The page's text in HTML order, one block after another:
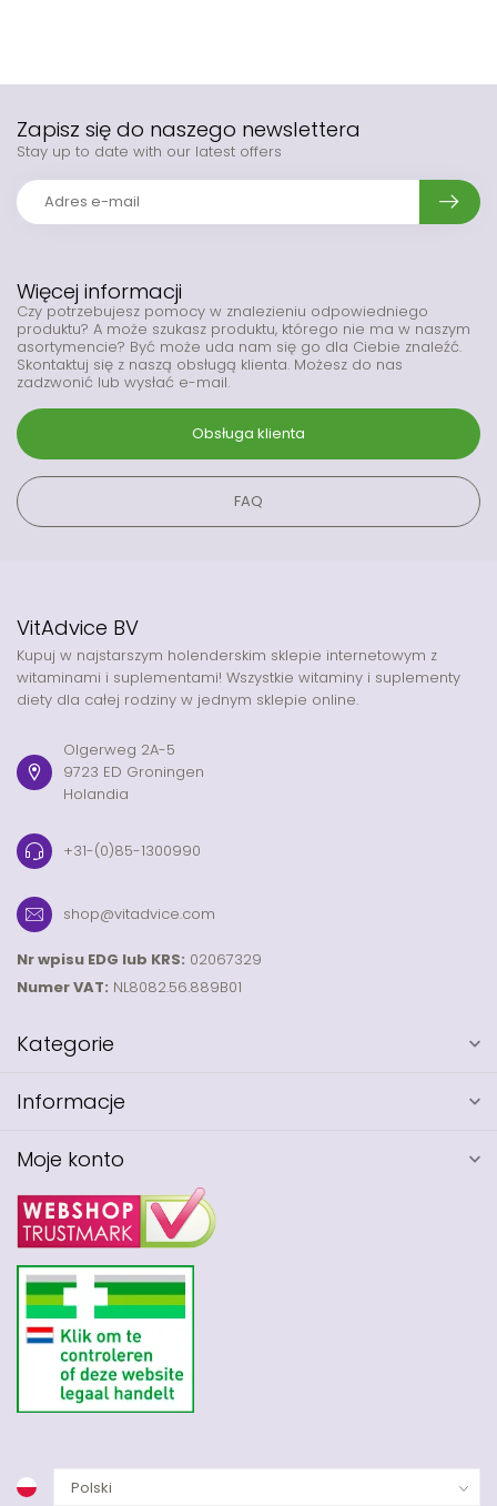
Więcej informacji
Czy potrzebujesz pomocy w znalezieniu odpowiedniego
produktu? A może szukasz produktu, którego nie ma w naszym
asortymencie? Być może uda nam się go dla Ciebie znaleźć.
Skontaktuj się z naszą obsługą klienta. Możesz do nas
zadzwonić lub wysłać e-mail.
Obsługa klienta
FAQ
Zapisz się do naszego newslettera
Stay up to date with our latest offers
VitAdvice BV
Kupuj w najstarszym holenderskim sklepie internetowym z
witaminami i suplementami! Wszystkie witaminy i suplementy
diety dla całej rodziny w jednym sklepie online.
Olgerweg 2A-5
9723 ED Groningen
Holandia
+31-(0)85-1300990
shop@vitadvice.com
Nr wpisu EDG lub KRS: 02067329
Numer VAT: NL8082.56.889B01
Kategorie
Informacje
Moje konto